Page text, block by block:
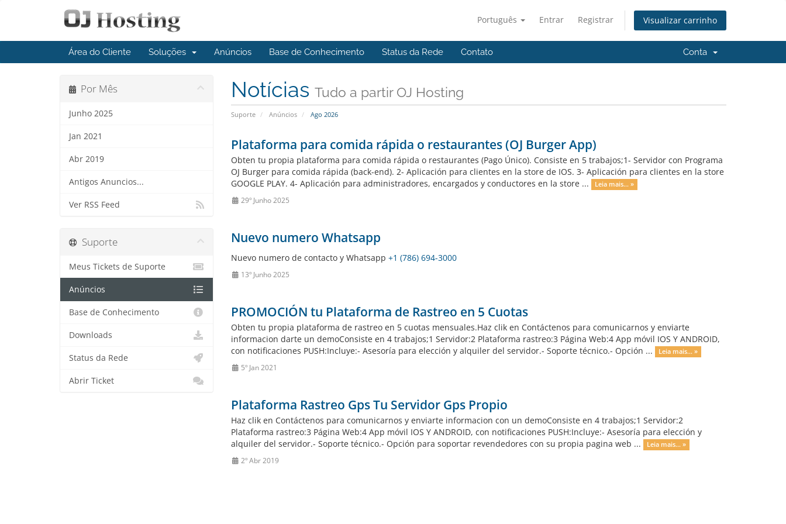
Português Entrar Registrar Visualizar carrinho
Área do Cliente Soluções Anúncios Base de Conhecimento Status da Rede Contato Conta
Notícias Tudo a partir OJ Hosting
Suporte Anúncios Ago 2026
Por Mês
Junho 2025
Jan 2021
Abr 2019
Antigos Anuncios...
Ver RSS Feed
Plataforma para comida rápida o restaurantes (OJ Burger App)
Obten tu propia plataforma para comida rápida o restaurantes (Pago Único). Consiste en 5 trabajos;1- Servidor con Programa
OJ Burger para comida rápida (back-end). 2- Aplicación para clientes en la store de IOS. 3- Aplicación para clientes en la store
GOOGLE PLAY. 4- Aplicación para administradores, encargados y conductores en la store ...
Leia mais... »
29º Junho 2025
Nuevo numero Whatsapp
Nuevo numero de contacto y Whatsapp +1 (786) 694-3000
13º Junho 2025
PROMOCIÓN tu Plataforma de Rastreo en 5 Cuotas
Obten tu propia plataforma de rastreo en 5 cuotas mensuales.Haz clik en Contáctenos para comunicarnos y enviarte
informacion darte un demoConsiste en 4 trabajos;1 Servidor:2 Plataforma rastreo:3 Página Web:4 App móvil IOS Y ANDROID,
con notificaciones PUSH:Incluye:- Asesoría para elección y alquiler del servidor.- Soporte técnico.- Opción ...
Leia mais... »
5º Jan 2021
Plataforma Rastreo Gps Tu Servidor Gps Propio
Haz clik en Contáctenos para comunicarnos y enviarte informacion con un demoConsiste en 4 trabajos;1 Servidor:2
Plataforma rastreo:3 Página Web:4 App móvil IOS Y ANDROID, con notificaciones PUSH:Incluye:- Asesoría para elección y
alquiler del servidor.- Soporte técnico.- Opción para soportar revendedores con su propia pagina web ...
Leia mais... »
2º Abr 2019
Suporte
Meus Tickets de Suporte
Anúncios
Base de Conhecimento
Downloads
Status da Rede
Abrir Ticket